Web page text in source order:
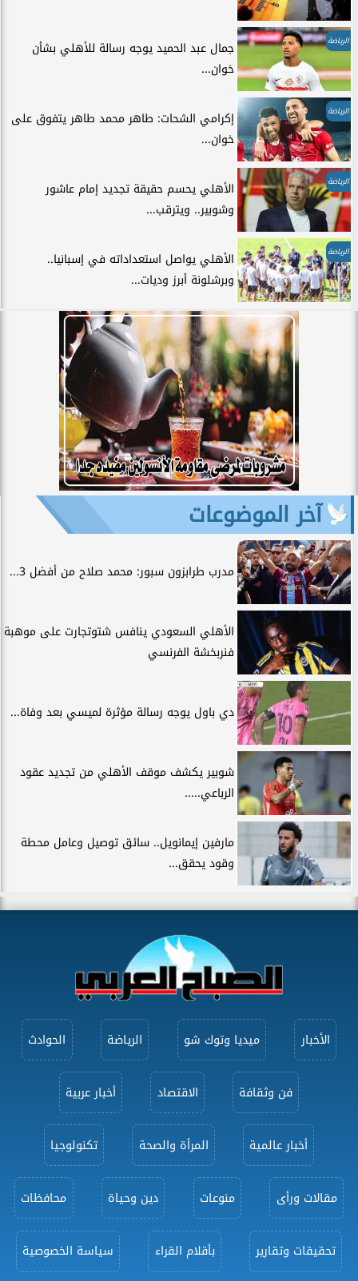
الرياضة
جمال عبد الحميد يوجه رسالة للأهلي بشأن
خوان...
الرياضة
إكرامي الشحات: طاهر محمد طاهر يتفوق على
خوان...
الرياضة
الأهلي يحسم حقيقة تجديد إمام عاشور
وشوبير.. ويترقب...
الرياضة
الأهلي يواصل استعداداته في إسبانيا..
وبرشلونة أبرز وديات...
آخر الموضوعات
مدرب طرابزون سبور: محمد صلاح من أفضل 3...
الأهلي السعودي ينافس شتوتجارت على موهبة
فنربخشة الفرنسي
دي باول يوجه رسالة مؤثرة لميسي بعد وفاة...
شوبير يكشف موقف الأهلي من تجديد عقود
الرباعي.....
مارفين إيمانويل.. سائق توصيل وعامل محطة
وقود يحقق...
الأخبار ميديا وتوك شو الرياضة الحوادث
فن وثقافة الاقتصاد أخبار عربية
أخبار عالمية المرأة والصحة تكنولوجيا
مقالات ورأى منوعات دين وحياة محافظات
تحقيقات وتقارير بأقلام القراء سياسة الخصوصية